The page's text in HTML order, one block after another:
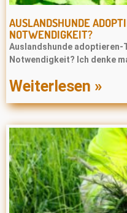
AUSLANDSHUNDE
NOTWENDIGKEIT?
Auslandshunde
Notwendigkeit? Ich denke
Weiterlesen »